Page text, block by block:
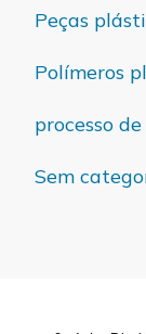
Peças
Polímeros
processo
Sem